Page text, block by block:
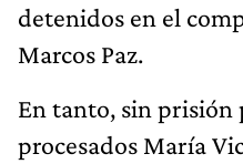
detenidos en el
Marcos Paz.
En tanto, sin prisión
procesados María